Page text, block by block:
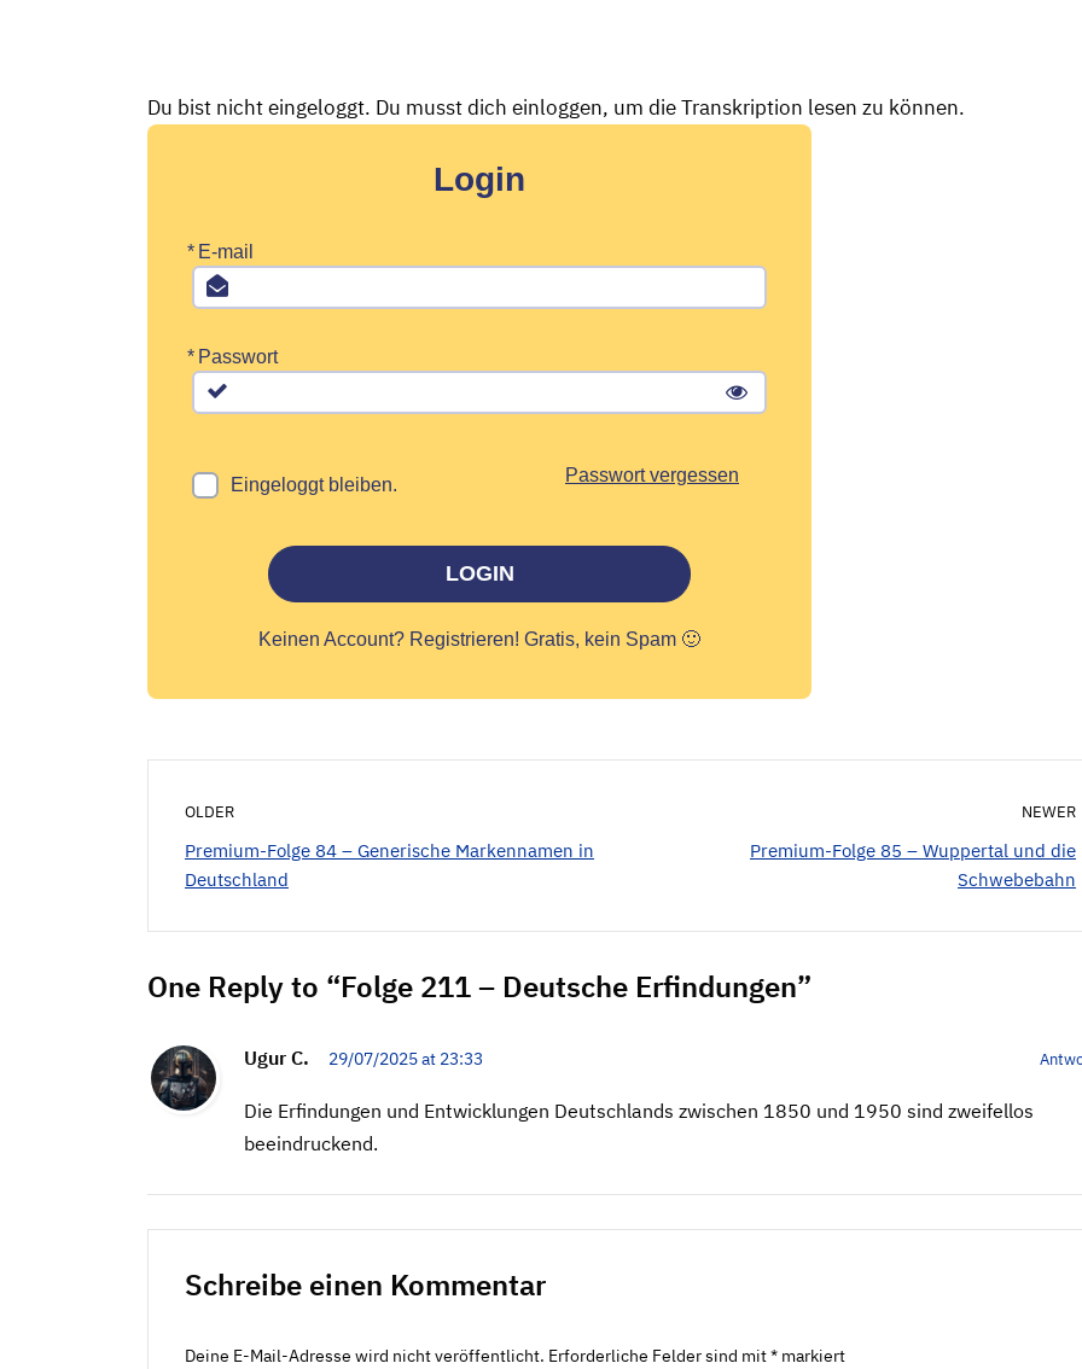
Du bist nicht eingeloggt. Du musst dich einloggen, um die Transkription lesen zu können.
Login
* E-mail
* Passwort
Eingeloggt bleiben.
LOGIN
Passwort vergessen
Keinen Account? Registrieren! Gratis, kein Spam 🙂
OLDER
Premium-Folge 84 – Generische Markennamen in
Deutschland
NEWER
Premium-Folge 85 – Wuppertal und die
Schwebebahn
One Reply to “Folge 211 – Deutsche Erfindungen”
Ugur C. 29/07/2025 at 23:33
Die Erfindungen und Entwicklungen Deutschlands zwischen 1850 und 1950 sind zweifellos
beeindruckend.
Schreibe einen Kommentar
Deine E-Mail-Adresse wird nicht veröffentlicht. Erforderliche Felder sind mit* markiert